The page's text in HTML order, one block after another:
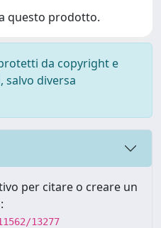
questo prodotto.
da copyright e
diversa
per citare o creare un
13277